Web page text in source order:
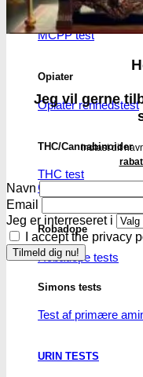
MCPP
MCPP test
Opiater
Opiater renhedstest
THC/Cannabinoider
THC test
Cannabinoider test
Robadope
Robadope tests
Simons tests
Test af primære
URIN TESTS
Jeg vil gerne
Indtast dit
Navn
Email
Jeg er interreseret i
I accept the privacy